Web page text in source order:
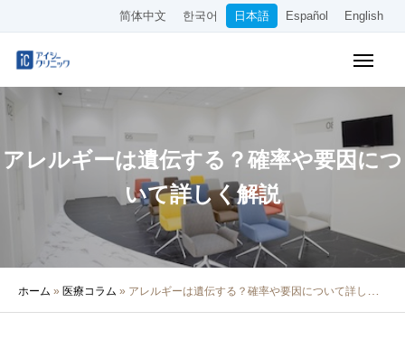
简体中文 한국어 日本語 Español English
アレルギーは遺伝する？確率や要因につ
いて詳しく解説
ホーム » 医療コラム » アレルギーは遺伝する？確率や要因について詳しく解説
クリニック紹介
診療内容